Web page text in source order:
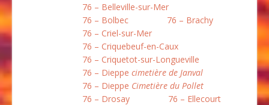
76 – Belleville-sur-Mer
76 – Bolbec
76 – Brachy
76 – Criel-sur-Mer
76 – Criquebeuf-en-Caux
76 – Criquetot-sur-Longueville
76 – Dieppe cimetière de Janval
76 – Dieppe Cimetière du Pollet
76 – Drosay
76 – Ellecourt